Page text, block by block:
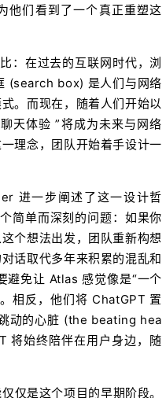
他们看到了一个真正重塑这
：在过去的互联网时代，浏
(search box) 是人们与网络
。而现在，随着人们开始以
天体验 ”将成为未来与网络
理念，团队开始着手设计一
进一步阐述了这一设计哲
简单而深刻的问题：如果你
个想法出发，团队重新构想
话取代多年来积累的混乱和
避免让 Atlas 感觉像是“一个
相反，他们将 ChatGPT 置
动的心脏 (the beating hea
将始终陪伴在用户身边，随
仅是这个项目的早期阶段。